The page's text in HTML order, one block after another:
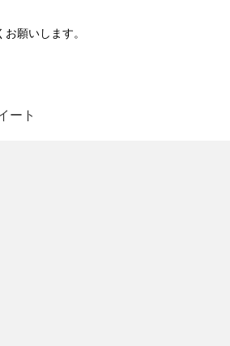
お願いします。
ート